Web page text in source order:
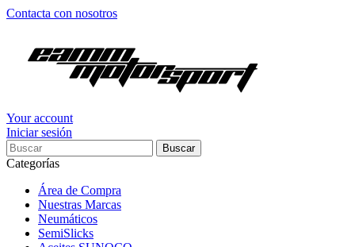
Contacta con nosotros
Your account
Iniciar sesión
Buscar
Categorías
Área de Compra
Nuestras Marcas
Neumáticos
SemiSlicks